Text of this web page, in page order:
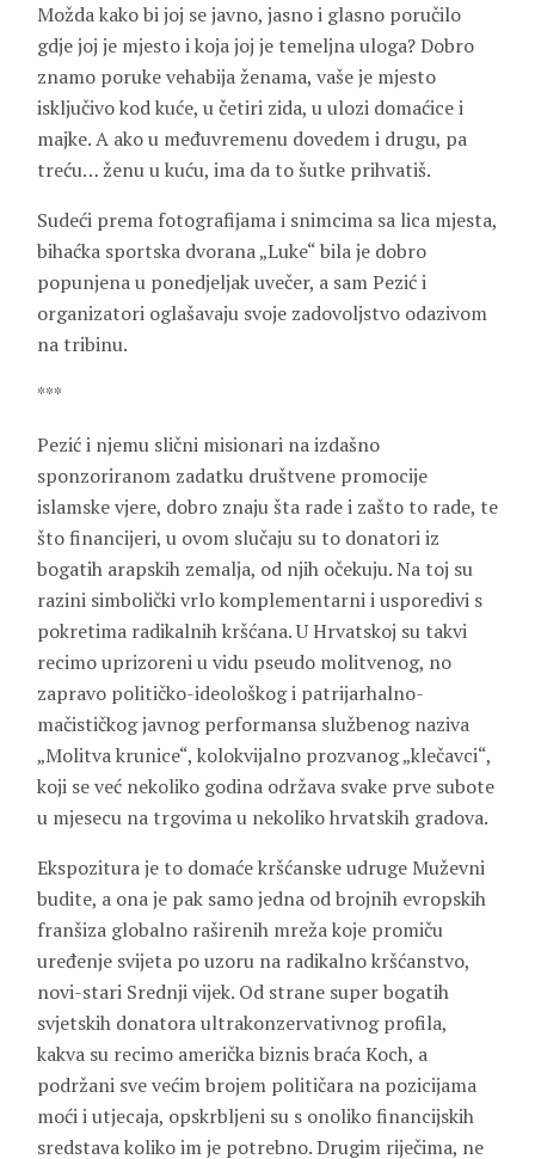
Možda kako bi joj se javno, jasno i glasno poručilo
gdje joj je mjesto i koja joj je temeljna uloga? Dobro
znamo poruke vehabija ženama, vaše je mjesto
isključivo kod kuće, u četiri zida, u ulozi domaćice i
majke. A ako u međuvremenu dovedem i drugu, pa
treću… ženu u kuću, ima da to šutke prihvatiš.
Sudeći prema fotografijama i snimcima sa lica mjesta,
bihaćka sportska dvorana „Luke“ bila je dobro
popunjena u ponedjeljak uvečer, a sam Pezić i
organizatori oglašavaju svoje zadovoljstvo odazivom
na tribinu.
***
Pezić i njemu slični misionari na izdašno
sponzoriranom zadatku društvene promocije
islamske vjere, dobro znaju šta rade i zašto to rade, te
što financijeri, u ovom slučaju su to donatori iz
bogatih arapskih zemalja, od njih očekuju. Na toj su
razini simbolički vrlo komplementarni i usporedivi s
pokretima radikalnih kršćana. U Hrvatskoj su takvi
recimo uprizoreni u vidu pseudo molitvenog, no
zapravo političko-ideološkog i patrijarhalno-
mačističkog javnog performansa službenog naziva
„Molitva krunice“, kolokvijalno prozvanog „klečavci“,
koji se već nekoliko godina održava svake prve subote
u mjesecu na trgovima u nekoliko hrvatskih gradova.
Ekspozitura je to domaće kršćanske udruge Muževni
budite, a ona je pak samo jedna od brojnih evropskih
franšiza globalno raširenih mreža koje promiču
uređenje svijeta po uzoru na radikalno kršćanstvo,
novi-stari Srednji vijek. Od strane super bogatih
svjetskih donatora ultrakonzervativnog profila,
kakva su recimo američka biznis braća Koch, a
podržani sve većim brojem političara na pozicijama
moći i utjecaja, opskrbljeni su s onoliko financijskih
sredstava koliko im je potrebno. Drugim riječima, ne